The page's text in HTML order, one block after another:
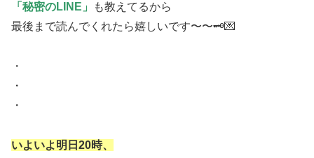
「秘密のLINE」
も教えてるから
最後まで読んでくれたら嬉しいです〜〜🗝️💌
・
・
・
いよいよ明日20時、